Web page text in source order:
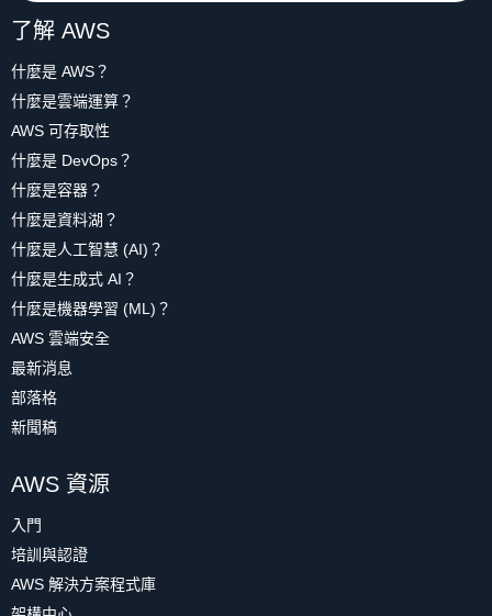
了解 AWS
什麼是 AWS？
什麼是雲端運算？
AWS 可存取性
什麼是 DevOps？
什麼是容器？
什麼是資料湖？
什麼是人工智慧 (AI)？
什麼是生成式 AI？
什麼是機器學習 (ML)？
AWS 雲端安全
最新消息
部落格
新聞稿
AWS 資源
入門
培訓與認證
AWS 解決方案程式庫